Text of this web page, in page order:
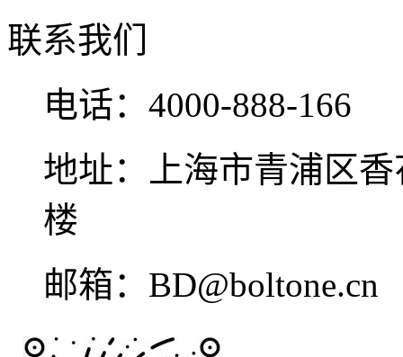
联系我们
电话： 4000-888-166
地址：
上海市青浦区
楼
邮箱： BD@boltone.cn